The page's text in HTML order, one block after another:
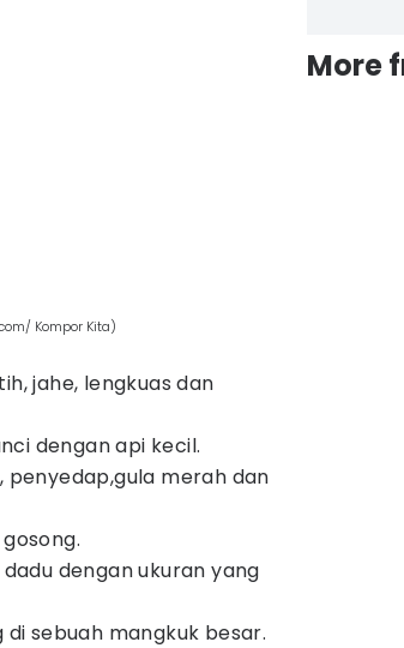
Kompor Kita)
jahe, lengkuas dan
dengan api kecil.
merah dan
dengan ukuran yang
sebuah mangkuk besar.
More